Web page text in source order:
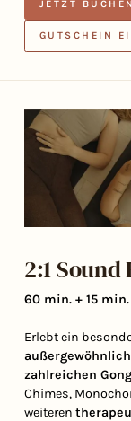
JETZT BUCHEN
GUTSCHEIN
2:1 Sound
60 min. + 15
Erlebt ein
zahlreichen
Chimes,
weiteren